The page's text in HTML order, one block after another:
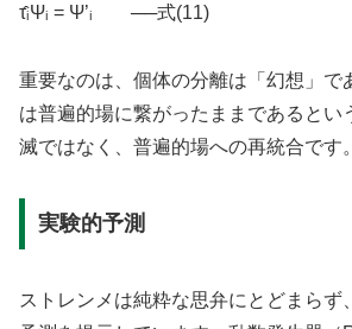
τ̂ᵢΨᵢ = Ψ’ᵢ ──式(11)
重要なのは、個体の分離は「幻想」で
は普遍的場に繋がったままであるとい
滅ではなく、普遍的場への再統合です。
実験的予測
ストレンメは純粋な思弁にとどまらず